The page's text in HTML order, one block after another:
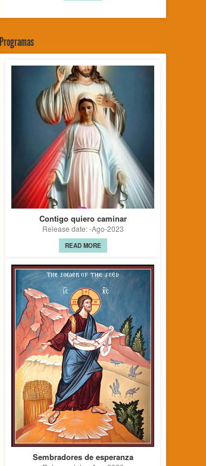
Programas
Contigo quiero caminar
Release date: -Ago-2023
READ MORE
Sembradores de esperanza